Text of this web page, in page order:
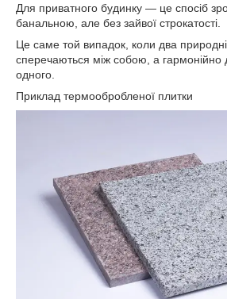
Для приватного будинку — це спосіб
банальною, але без зайвої строкатості.
Це саме той випадок, коли два
сперечаються між собою, а
одного.
Приклад термообробленої плитки